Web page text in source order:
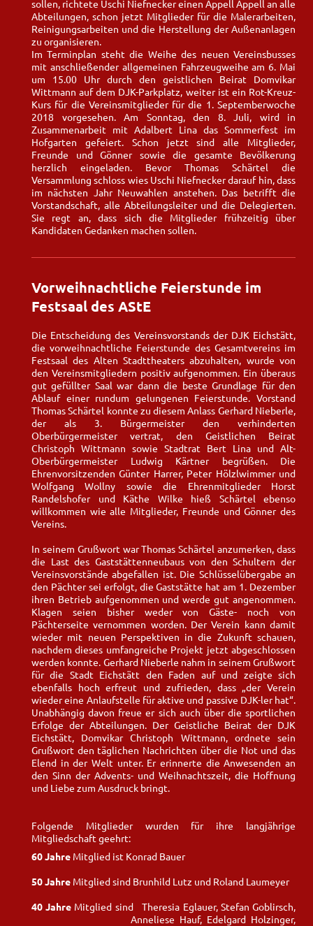
sollen, richtete Uschi Niefnecker einen Appell Appell an alle
Abteilungen, schon jetzt Mitglieder für die Malerarbeiten,
Reinigungsarbeiten und die Herstellung der Außenanlagen
zu organisieren.
Im Terminplan steht die Weihe des neuen Vereinsbusses
mit anschließender allgemeinen Fahrzeugweihe am 6. Mai
um 15.00 Uhr durch den geistlichen Beirat Domvikar
Wittmann auf dem DJK-Parkplatz, weiter ist ein Rot-Kreuz-
Kurs für die Vereinsmitglieder für die 1. Septemberwoche
2018 vorgesehen. Am Sonntag, den 8. Juli, wird in
Zusammenarbeit mit Adalbert Lina das Sommerfest im
Hofgarten gefeiert. Schon jetzt sind alle Mitglieder,
Freunde und Gönner sowie die gesamte Bevölkerung
herzlich eingeladen. Bevor Thomas Schärtel die
Versammlung schloss wies Uschi Niefnecker darauf hin, dass
im nächsten Jahr Neuwahlen anstehen. Das betrifft die
Vorstandschaft, alle Abteilungsleiter und die Delegierten.
Sie regt an, dass sich die Mitglieder frühzeitig über
Kandidaten Gedanken machen sollen.
Vorweihnachtliche Feierstunde im
Festsaal des AStE
Die Entscheidung des Vereinsvorstands der DJK Eichstätt,
die vorweihnachtliche Feierstunde des Gesamtvereins im
Festsaal des Alten Stadttheaters abzuhalten, wurde von
den Vereinsmitgliedern positiv aufgenommen. Ein überaus
gut gefüllter Saal war dann die beste Grundlage für den
Ablauf einer rundum gelungenen Feierstunde. Vorstand
Thomas Schärtel konnte zu diesem Anlass Gerhard Nieberle,
der als 3. Bürgermeister den verhinderten
Oberbürgermeister vertrat, den Geistlichen Beirat
Christoph Wittmann sowie Stadtrat Bert Lina und Alt-
Oberbürgermeister Ludwig Kärtner begrüßen. Die
Ehrenvorsitzenden Günter Harrer, Peter Hölzlwimmer und
Wolfgang Wollny sowie die Ehrenmitglieder Horst
Randelshofer und Käthe Wilke hieß Schärtel ebenso
willkommen wie alle Mitglieder, Freunde und Gönner des
Vereins.
In seinem Grußwort war Thomas Schärtel anzumerken, dass
die Last des Gaststättenneubaus von den Schultern der
Vereinsvorstände abgefallen ist. Die Schlüsselübergabe an
den Pächter sei erfolgt, die Gaststätte hat am 1. Dezember
ihren Betrieb aufgenommen und werde gut angenommen.
Klagen seien bisher weder von Gäste- noch von
Pächterseite vernommen worden. Der Verein kann damit
wieder mit neuen Perspektiven in die Zukunft schauen,
nachdem dieses umfangreiche Projekt jetzt abgeschlossen
werden konnte. Gerhard Nieberle nahm in seinem Grußwort
für die Stadt Eichstätt den Faden auf und zeigte sich
ebenfalls hoch erfreut und zufrieden, dass „der Verein
wieder eine Anlaufstelle für aktive und passive DJK-ler hat“.
Unabhängig davon freue er sich auch über die sportlichen
Erfolge der Abteilungen. Der Geistliche Beirat der DJK
Eichstätt, Domvikar Christoph Wittmann, ordnete sein
Grußwort den täglichen Nachrichten über die Not und das
Elend in der Welt unter. Er erinnerte die Anwesenden an
den Sinn der Advents- und Weihnachtszeit, die Hoffnung
und Liebe zum Ausdruck bringt.
Folgende Mitglieder wurden für ihre langjährige
Mitgliedschaft geehrt:
60 Jahre Mitglied ist Konrad Bauer
50 Jahre Mitglied sind Brunhild Lutz und Roland Laumeyer
40 Jahre Mitglied sind Theresia Eglauer, Stefan Goblirsch,
Anneliese Hauf, Edelgard Holzinger,